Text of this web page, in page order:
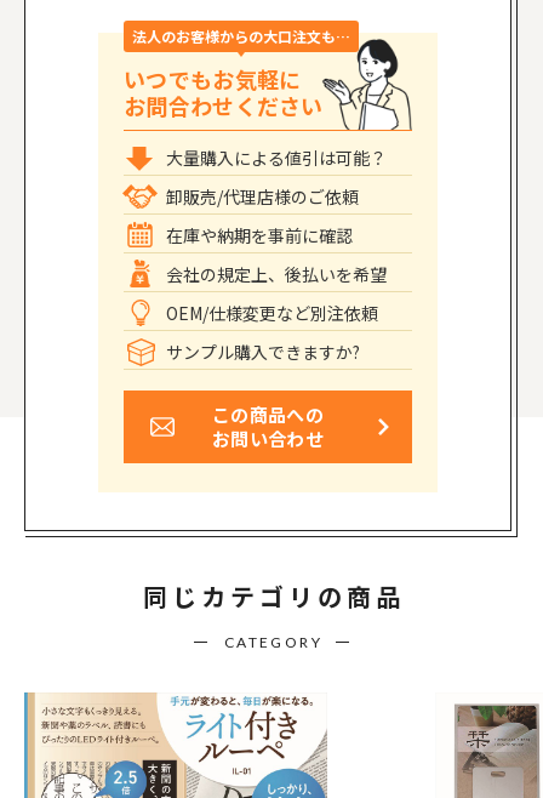
法人のお客様からの大口注文も…
いつでもお気軽に
お問合わせください
大量購入による値引は可能？
卸販売/代理店様のご依頼
在庫や納期を事前に確認
会社の規定上、後払いを希望
OEM/仕様変更など別注依頼
サンプル購入できますか?
この商品への
お問い合わせ
同じカテゴリの商品
CATEGORY